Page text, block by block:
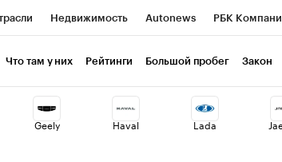
Недвижимость Autonews РБК
Национальные
Кредитные рейтинги Франшизы Газета
Бизнес Технологии и медиа Финансы
Что там у них Рейтинги Большой пробег Закон
Geely Haval Lada